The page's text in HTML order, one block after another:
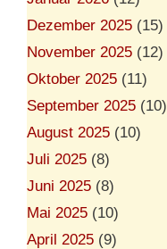
Dezember 2025 (15)
November 2025 (12)
Oktober 2025 (11)
September 2025 (10)
August 2025 (10)
Juli 2025 (8)
Juni 2025 (8)
Mai 2025 (10)
April 2025 (9)